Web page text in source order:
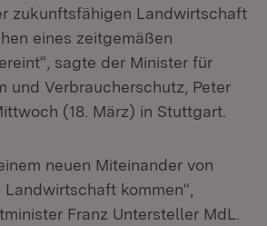
zukunftsfähigen Landwirtschaft
eines zeitgemäßen
sagte der Minister für
und Verbraucherschutz, Peter
(18. März) in Stuttgart.
neuen Miteinander von
kommen“,
Franz Untersteller MdL.